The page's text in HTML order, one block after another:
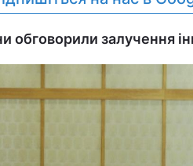
обговорили залучення